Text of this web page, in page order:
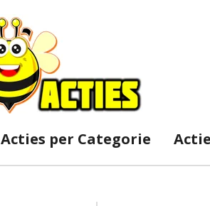
Acties per Categorie